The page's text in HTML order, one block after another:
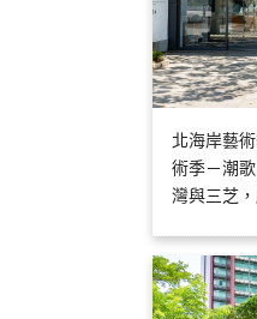
北海岸藝
術季－潮
灣與三芝